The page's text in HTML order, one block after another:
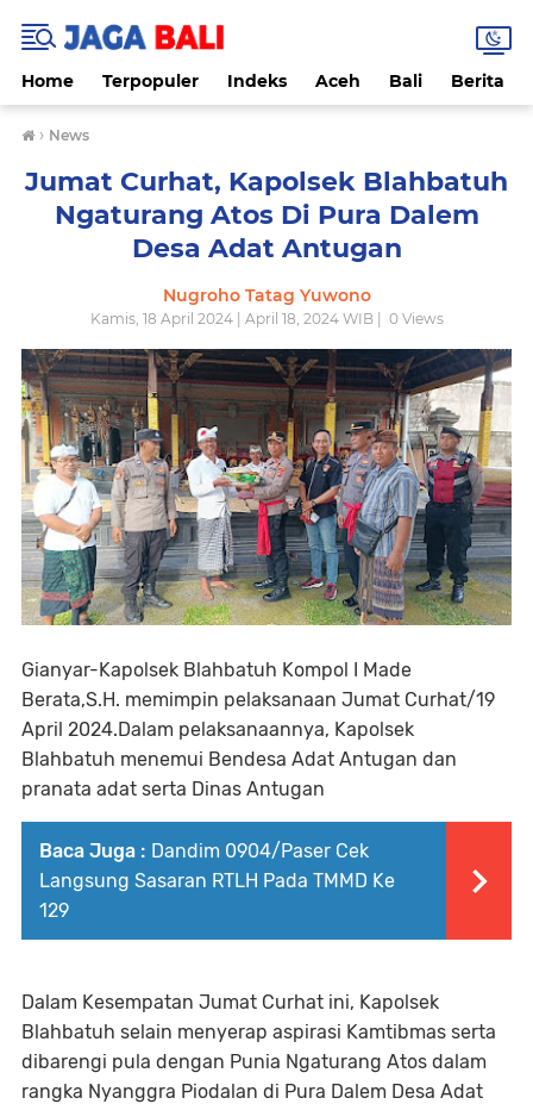
Home Terpopuler Indeks Aceh Bali Berita
› News
Jumat Curhat, Kapolsek Blahbatuh
Ngaturang Atos Di Pura Dalem
Desa Adat Antugan
Nugroho Tatag Yuwono
Kamis, 18 April 2024 | April 18, 2024 WIB | 0Views
Gianyar-Kapolsek Blahbatuh Kompol I Made
Berata,S.H. memimpin pelaksanaan Jumat Curhat/19
April 2024.Dalam pelaksanaannya, Kapolsek
Blahbatuh menemui Bendesa Adat Antugan dan
pranata adat serta Dinas Antugan
Baca Juga : Dandim 0904/Paser Cek
Langsung Sasaran RTLH Pada TMMD Ke
129
Dalam Kesempatan Jumat Curhat ini, Kapolsek
Blahbatuh selain menyerap aspirasi Kamtibmas serta
dibarengi pula dengan Punia Ngaturang Atos dalam
rangka Nyanggra Piodalan di Pura Dalem Desa Adat